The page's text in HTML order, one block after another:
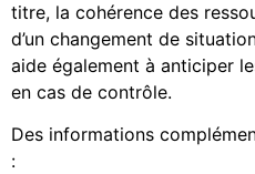
titre, la cohérence des
d’un changement de
aide également à anticiper
en cas de contrôle.
Des informations
: